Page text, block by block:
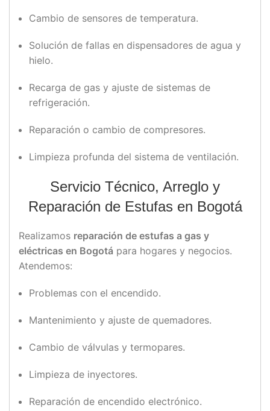
Cambio de sensores de temperatura.
Solución de fallas en dispensadores de agua y
hielo.
Recarga de gas y ajuste de sistemas de
refrigeración.
Reparación o cambio de compresores.
Limpieza profunda del sistema de ventilación.
Servicio Técnico, Arreglo y
Reparación de Estufas en Bogotá
Realizamos reparación de estufas a gas y
eléctricas en Bogotá para hogares y negocios.
Atendemos:
Problemas con el encendido.
Mantenimiento y ajuste de quemadores.
Cambio de válvulas y termopares.
Limpieza de inyectores.
Reparación de encendido electrónico.